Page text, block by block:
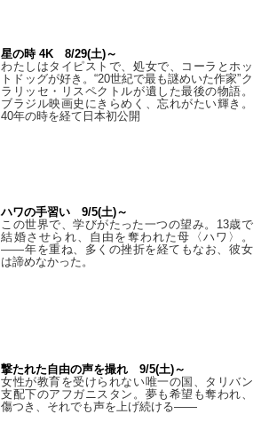
星の時 4K 8/29(土)～
わたしはタイピストで、処⼥で、コーラとホッ
トドッグが好き。“20世紀で最も謎めいた作家”ク
ラリッセ・リスペクトルが遺した最後の物語。
ブラジル映画史にきらめく、忘れがたい輝き。
40年の時を経て⽇本初公開
ハワの手習い 9/5(土)～
この世界で、学びがたった一つの望み。13歳で
結婚させられ、自由を奪われた母〈ハワ〉。
——年を重ね、多くの挫折を経てもなお、彼女
は諦めなかった。
撃たれた自由の声を撮れ 9/5(土)～
女性が教育を受けられない唯一の国、タリバン
支配下のアフガニスタン。夢も希望も奪われ、
傷つき、それでも声を上げ続ける——